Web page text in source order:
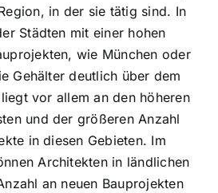
in der sie tätig sind. In
Städten mit einer hohen
wie München oder
Gehälter deutlich über dem
vor allem an den höheren
und der größeren Anzahl
in diesen Gebieten. Im
Architekten in ländlichen
an neuen Bauprojekten